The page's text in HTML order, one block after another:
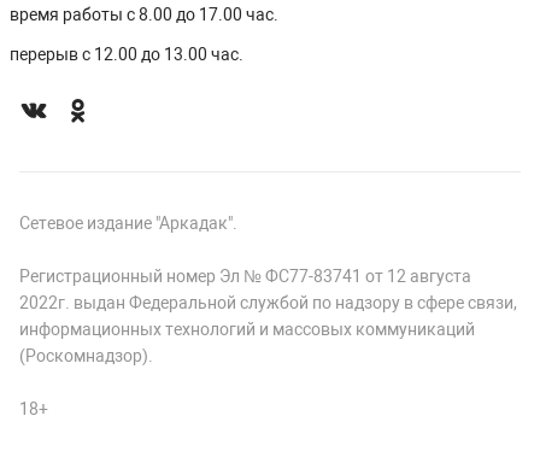
время работы с 8.00 до 17.00 час.
перерыв с 12.00 до 13.00 час.
Сетевое издание "Аркадак".
Регистрационный номер Эл № ФС77-83741 от 12 августа
2022г. выдан Федеральной службой по надзору в сфере связи,
информационных технологий и массовых коммуникаций
(Роскомнадзор).
18+